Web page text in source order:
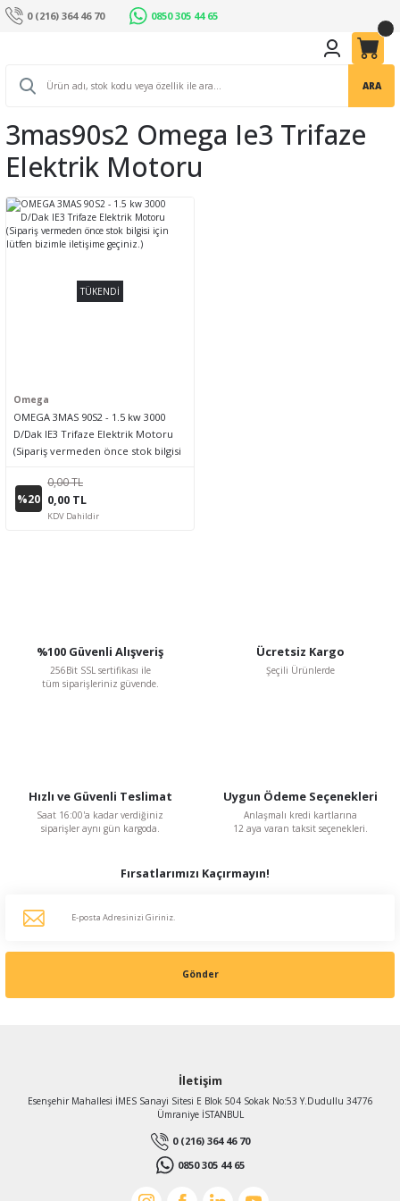
0 (216) 364 46 70 0850 305 44 65
ARA
3mas90s2 Omega Ie3 Trifaze
Elektrik Motoru
TÜKENDİ
Omega
OMEGA 3MAS 90S2 - 1.5 kw 3000
D/Dak IE3 Trifaze Elektrik Motoru
(Sipariş vermeden önce stok bilgisi
%20
0,00 TL
0,00 TL
KDV Dahildir
%100 Güvenli Alışveriş
256Bit SSL sertifikası ile
tüm siparişleriniz güvende.
Ücretsiz Kargo
Şeçili Ürünlerde
Hızlı ve Güvenli Teslimat
Saat 16:00'a kadar verdiğiniz
siparişler aynı gün kargoda.
Uygun Ödeme Seçenekleri
Anlaşmalı kredi kartlarına
12 aya varan taksit seçenekleri.
Fırsatlarımızı Kaçırmayın!
Gönder
İletişim
Esenşehir Mahallesi İMES Sanayi Sitesi E Blok 504 Sokak No:53 Y.Dudullu 34776
Ümraniye İSTANBUL
0 (216) 364 46 70
0850 305 44 65